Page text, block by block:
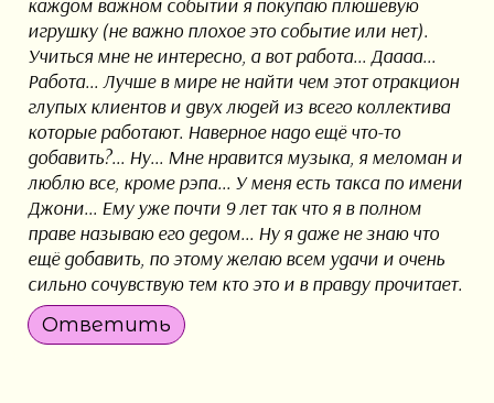
каждом важном событии я покупаю плюшевую
игрушку (не важно плохое это событие или нет).
Учиться мне не интересно, а вот работа... Даааа...
Работа... Лучше в мире не найти чем этот отракцион
глупых клиентов и двух людей из всего коллектива
которые работают. Наверное надо ещё что-то
добавить?... Ну... Мне нравится музыка, я меломан и
люблю все, кроме рэпа... У меня есть такса по имени
Джони... Ему уже почти 9 лет так что я в полном
праве называю его дедом... Ну я даже не знаю что
ещё добавить, по этому желаю всем удачи и очень
сильно сочувствую тем кто это и в правду прочитает.